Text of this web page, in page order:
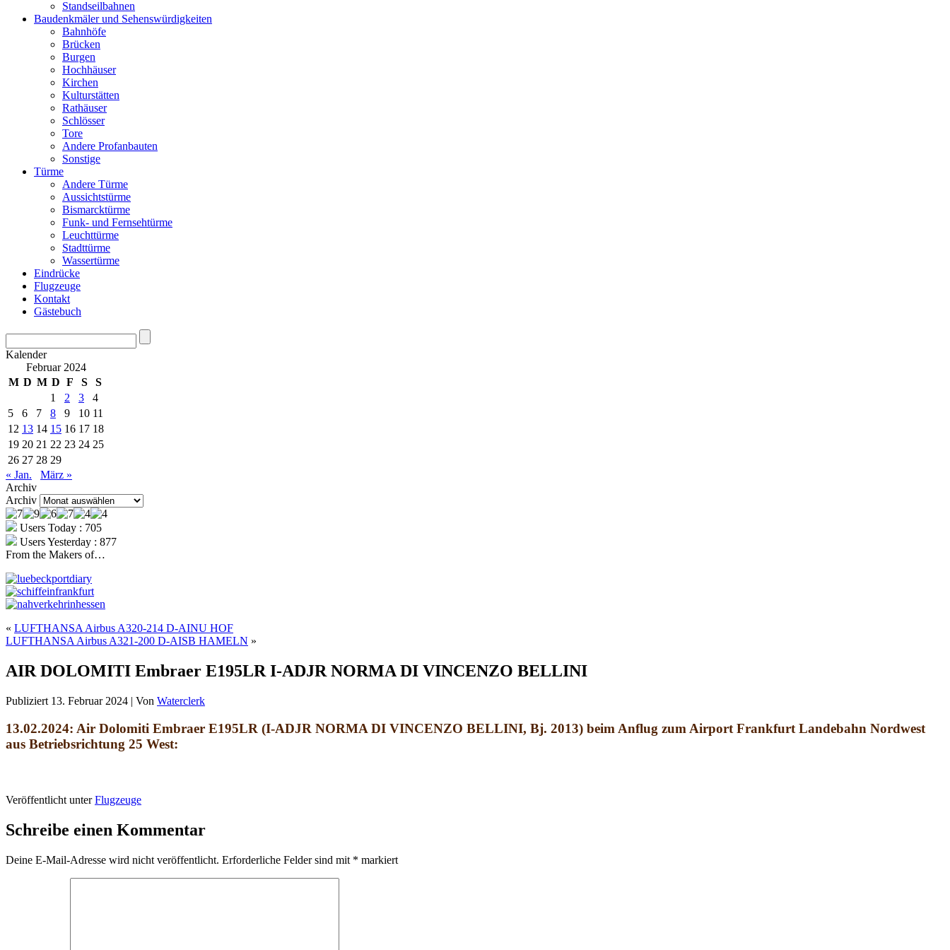
Standseilbahnen
Baudenkmäler und Sehenswürdigkeiten
Bahnhöfe
Brücken
Burgen
Hochhäuser
Kirchen
Kulturstätten
Rathäuser
Schlösser
Tore
Andere Profanbauten
Sonstige
Türme
Andere Türme
Aussichtstürme
Bismarcktürme
Funk- und Fernsehtürme
Leuchttürme
Stadttürme
Wassertürme
Eindrücke
Flugzeuge
Kontakt
Gästebuch
Kalender
Februar 2024
M D M D F S
S
1
2 3
4
5
6 7 8 9 10 11
12 13 14 15 16 17 18
19 20 21 22 23 24 25
26 27 28 29
« Jan.
März »
Archiv
Archiv
Users Today : 705
Users Yesterday : 877
From the Makers of…
« LUFTHANSA Airbus A320-214 D-AINU HOF
LUFTHANSA Airbus A321-200 D-AISB HAMELN »
AIR DOLOMITI Embraer E195LR I-ADJR NORMA DI VINCENZO BELLINI
Publiziert 13. Februar 2024 | Von Waterclerk
13.02.2024: Air Dolomiti Embraer E195LR (I-ADJR NORMA DI VINCENZO BELLINI, Bj. 2013) beim Anflug zum Airport Frankfurt Landebahn Nordwest
aus Betriebsrichtung 25 West:
Veröffentlicht unter Flugzeuge
Schreibe einen Kommentar
Deine E-Mail-Adresse wird nicht veröffentlicht. Erforderliche Felder sind mit * markiert